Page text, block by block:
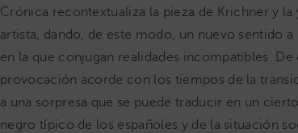
Crónica recontextualiza la pieza de Krichner y
artista, dando, de este modo, un nuevo sentido
en la que conjugan realidades incompatibles.
provocación acorde con los tiempos de la
a una sorpresa que se puede traducir en un
negro típico de los españoles y de la situación